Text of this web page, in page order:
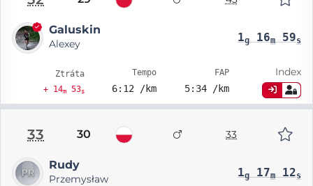
Galuskin
Alexey 1g16m59s
Ztráta
+ 14m53s
Tempo
6:12 /km
FAP
5:34 /km
Index
33 30 33
Rudy
Przemysław 1g17m12s